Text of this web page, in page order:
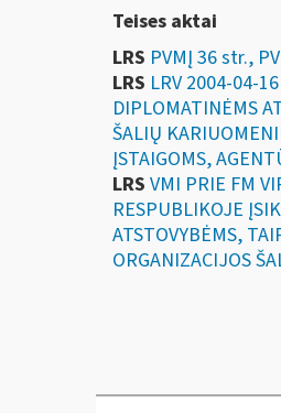
Teises aktai
LRS PVMĮ 36 str.,
LRS LRV 2004-04-
DIPLOMATINĖMS
ŠALIŲ
ĮSTAIGOMS,
LRS VMI PRIE FM
RESPUBLIKOJE
ATSTOVYBĖMS,
ORGANIZACIJOS